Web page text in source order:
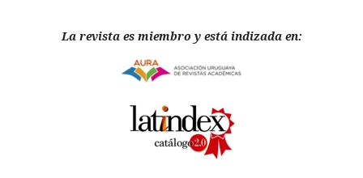
La revista es miembro y está indizada en: